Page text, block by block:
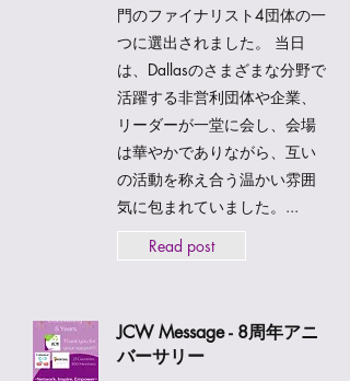
門のファイナリスト4団体の一
つに選出されました。 当日
は、Dallasのさまざまな分野で
活躍する非営利団体や企業、
リーダーが一堂に会し、会場
は華やかでありながら、互い
の活動を称え合う温かい雰囲
気に包まれていました。...
Read post
JCW Message - 8周年アニ
バーサリー